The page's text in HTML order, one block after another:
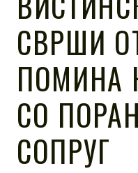
СВРШИ
ПОМИНА
СО
СОПРУГ